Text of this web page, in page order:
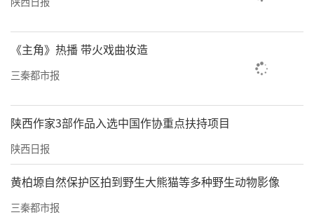
《主角》热播 带火戏曲妆造
三秦都市报
陕西作家3部作品入选中国作协重点扶持项目
陕西日报
黄柏塬自然保护区拍到野生大熊猫等多种野生动物影像
三秦都市报